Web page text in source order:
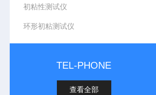
初粘性测试仪
环形初粘测试仪
TEL-PHONE
查看全部